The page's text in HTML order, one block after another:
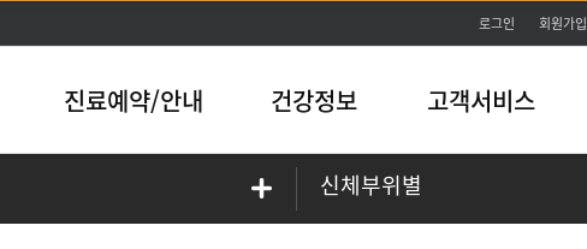
본문바로가기
로그인 회원가입
진료예약/안내 건강정보 고객서비스
신체부위별